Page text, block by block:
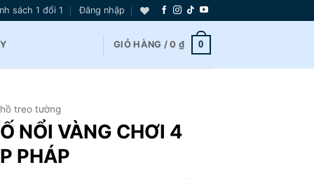
sách 1 đổi 1 Đăng nhập
GIỎ HÀNG /0 ₫ 0
treo tường
NỔI VÀNG CHƠI 4
PHÁP